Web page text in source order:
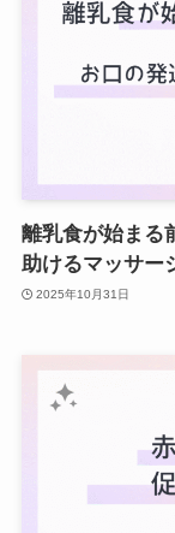
離乳食が始まる
助けるマッサー
2025年10月31日